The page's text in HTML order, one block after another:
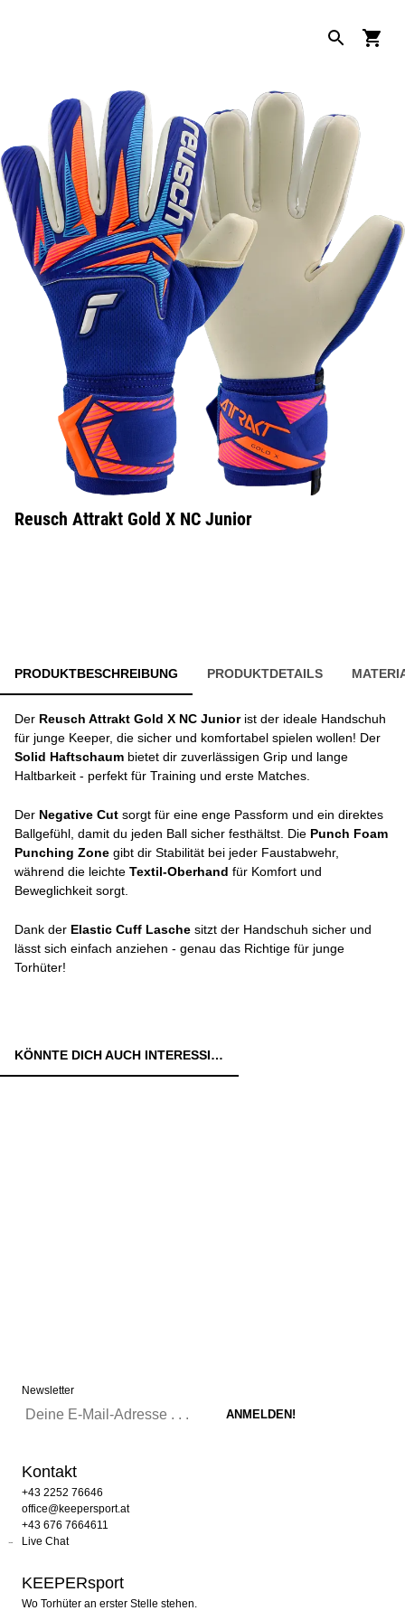
Reusch Attrakt Gold X NC Junior
PRODUKTBESCHREIBUNG PRODUKTDETAILS
Der Reusch Attrakt Gold X NC Juniorist der ideale Handschuh
für junge Keeper, die sicher und komfortabel spielen wollen! Der
Solid Haftschaum bietet dir zuverlässigen Grip und lange
Haltbarkeit - perfekt für Training und erste Matches.
Der Negative Cut sorgt für eine enge Passform und ein direktes
Ballgefühl, damit du jeden Ball sicher festhältst. Die Punch Foam
Punching Zone gibt dir Stabilität bei jeder Faustabwehr,
während die leichte Textil-Oberhand für Komfort und
Beweglichkeit sorgt.
Dank der Elastic Cuff Lasche sitzt der Handschuh sicher und
lässt sich einfach anziehen - genau das Richtige für junge
Torhüter!
KÖNNTE DICH AUCH INTERESSIEREN:
Newsletter
Kontakt
+43 2252 76646
office@keepersport.at
+43 676 7664611
Live Chat
KEEPERsport
Wo Torhüter an erster Stelle stehen.